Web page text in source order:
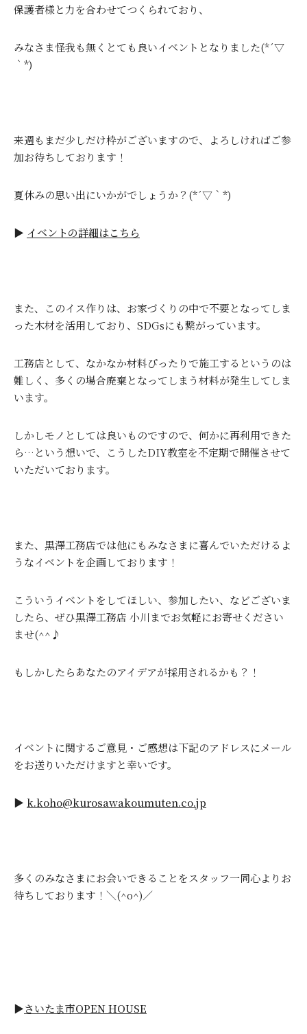
保護者様と力を合わせてつくられており、
みなさま怪我も無くとても良いイベントとなりました(*´▽
｀*)
来週もまだ少しだけ枠がございますので、よろしければご参
加お待ちしております！
夏休みの思い出にいかがでしょうか？(*´▽｀*)
▶ イベントの詳細はこちら
また、このイス作りは、お家づくりの中で不要となってしま
った木材を活用しており、SDGsにも繋がっています。
工務店として、なかなか材料ぴったりで施工するというのは
難しく、多くの場合廃棄となってしまう材料が発生してしま
います。
しかしモノとしては良いものですので、何かに再利用できた
ら…という想いで、こうしたDIY教室を不定期で開催させて
いただいております。
また、黒澤工務店では他にもみなさまに喜んでいただけるよ
うなイベントを企画しております！
こういうイベントをしてほしい、参加したい、などございま
したら、ぜひ黒澤工務店 小川までお気軽にお寄せください
ませ(^^♪
もしかしたらあなたのアイデアが採用されるかも？！
イベントに関するご意見・ご感想は下記のアドレスにメール
をお送りいただけますと幸いです。
▶ k.koho@kurosawakoumuten.co.jp
多くのみなさまにお会いできることをスタッフ一同心よりお
待ちしております！＼(^o^)／
▶さいたま市OPEN HOUSE